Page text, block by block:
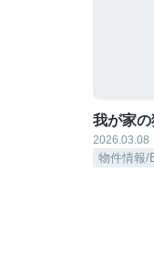
我が家
2026.03.08
物件情報/